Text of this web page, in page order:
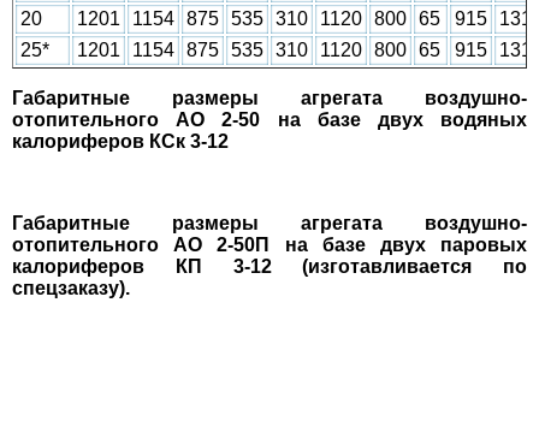
20
1201 1154 875 535 310 1120 800 65 915
25*
1201 1154 875 535 310 1120 800 65 915
Габаритные размеры агрегата воздушно-
отопительного АО 2-50 на базе двух водяных
калориферов КСк 3-12
Габаритные размеры агрегата воздушно-
отопительного АО 2-50П на базе двух паровых
калориферов КП 3-12 (изготавливается по
спецзаказу).